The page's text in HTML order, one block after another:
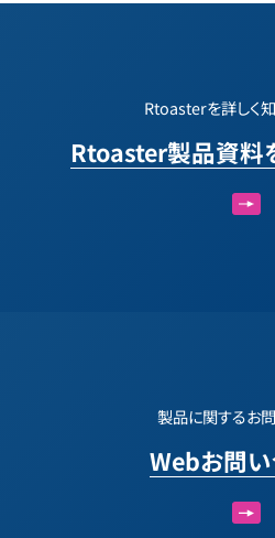
Rtoasterを詳しく
Rtoaster製品資料
製品に関するお
Webお問